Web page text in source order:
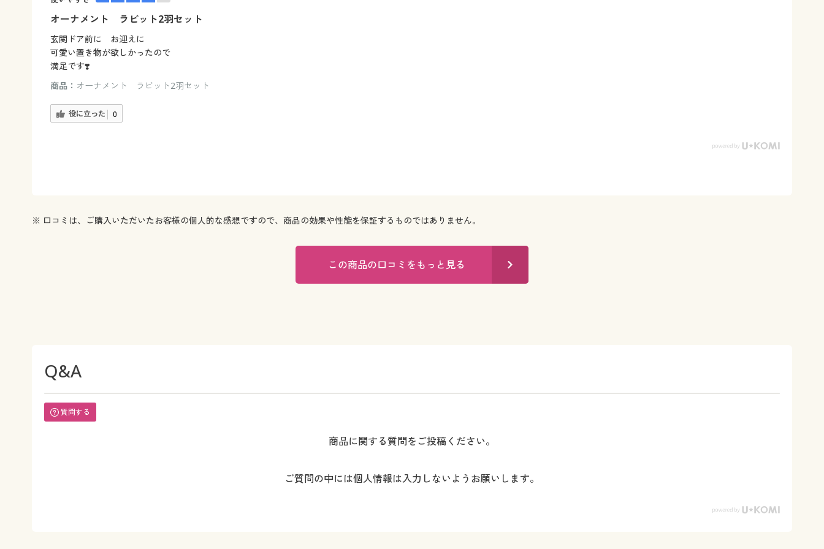
オーナメント ラビット2羽セット
玄関ドア前に お迎えに
可愛い置き物が欲しかったので
満足です❣️
商品： オーナメント ラビット2羽セット
役に立った 0
※ 口コミは、ご購入いただいたお客様の個人的な感想ですので、商品の効果や性能を保証するものではありません。
この商品の口コミをもっと見る
Q&A
質問する
商品に関する質問をご投稿ください。
ご質問の中には個人情報は入力しないようお願いします。